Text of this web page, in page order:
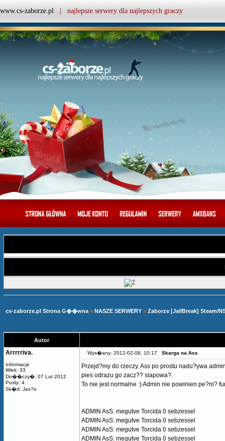
www.cs-zaborze.pl | najlepsze serwery dla najlepszych graczy
cs-zaborze.pl Strona G��wna » NASZE SERWERY » Zaborze [JailBreak] Steam/
Autor
Arrrrriva.
Informacje
Wiek: 33
Do��czy�: 07 Lut 2012
Posty: 4
Sk�d: Jas?o
Wys�any: 2012-02-08, 10:17 Skarga na Ass
Przejd?my do rzeczy. Ass po prostu nadu?ywa
pies odrazu go zacz?? slapowa?.
To nie jest normalne :) Admin nie powinien pe?ni?
ADMIN AsS: megutve Torcida 0 sebzessel
ADMIN AsS: megutve Torcida 0 sebzessel
ADMIN AsS: megutve Torcida 0 sebzessel
ADMIN AsS: megutve Torcida 0 sebzessel